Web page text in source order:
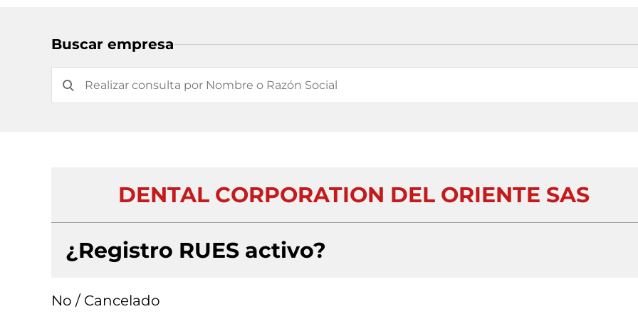
Buscar empresa
DENTAL CORPORATION DEL ORIENTE SAS
¿Registro RUES activo?
No / Cancelado